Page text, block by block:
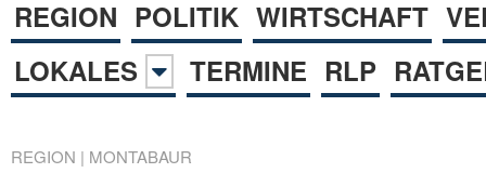
REGION POLITIK WIRTSCHAFT
LOKALES
TERMINE RLP
REGION | MONTABAUR